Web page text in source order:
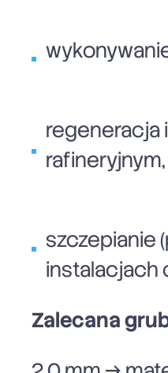
regeneracja
rafineryjnym,
szczepianie
instalacjach
Zalecana